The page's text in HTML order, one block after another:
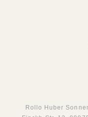
Rollo Huber